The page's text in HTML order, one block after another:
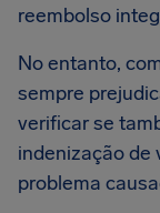
reembolso
No entanto,
sempre
verificar se
indenização de
problema